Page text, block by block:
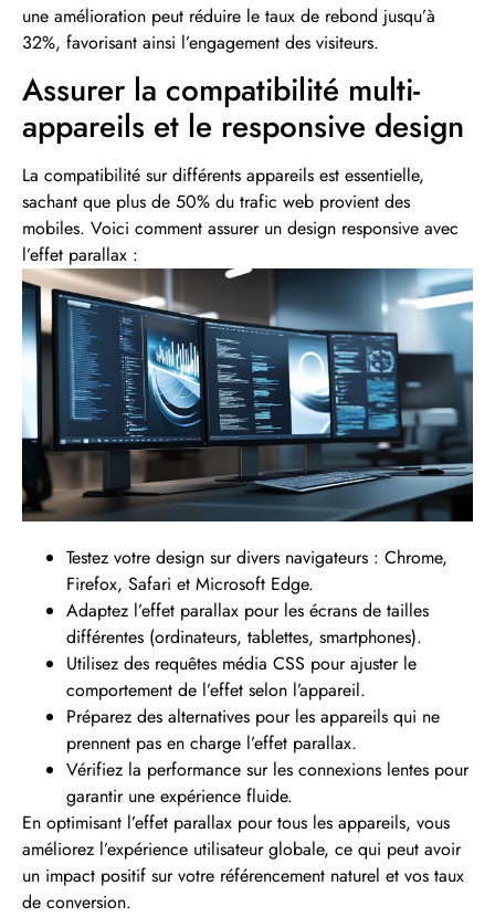
une amélioration peut réduire le taux de rebond jusqu’à
32%, favorisant ainsi l’engagement des visiteurs.
Assurer la compatibilité multi-
appareils et le responsive design
La compatibilité sur différents appareils est essentielle,
sachant que plus de 50% du trafic web provient des
mobiles. Voici comment assurer un design responsive avec
l’effet parallax :
Testez votre design sur divers navigateurs : Chrome,
Firefox, Safari et Microsoft Edge.
Adaptez l’effet parallax pour les écrans de tailles
différentes (ordinateurs, tablettes, smartphones).
Utilisez des requêtes média CSS pour ajuster le
comportement de l’effet selon l’appareil.
Préparez des alternatives pour les appareils qui ne
prennent pas en charge l’effet parallax.
Vérifiez la performance sur les connexions lentes pour
garantir une expérience fluide.
En optimisant l’effet parallax pour tous les appareils, vous
améliorez l’expérience utilisateur globale, ce qui peut avoir
un impact positif sur votre référencement naturel et vos taux
de conversion.